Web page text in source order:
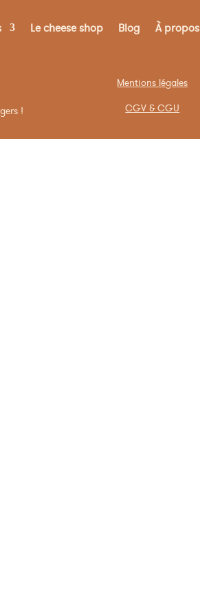
Le cheese shop Blog À propos
!
Mentions légales
CGV & CGU